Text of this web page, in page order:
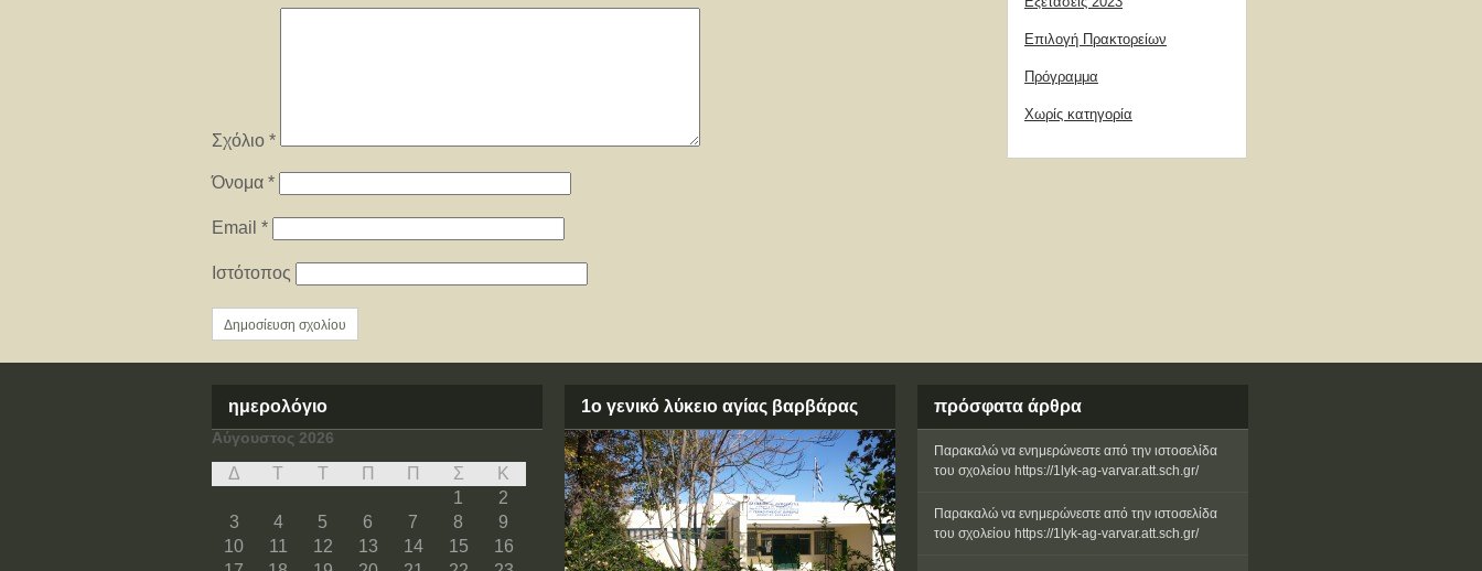
Σχόλιο *
Όνομα *
Email *
Ιστότοπος
Επιλογή Πρακτορείων
Πρόγραμμα
Χωρίς κατηγορία
ημερολόγιο
Αύγουστος 2026
Δ Τ Τ Π Π Σ
Κ
1
2
3
4 5 6 7 8
9
10
11 12 13 14 15
16
1ο γενικό λύκειο αγίας βαρβάρας πρόσφατα άρθρα
Παρακαλώ να ενημερώνεστε από την ιστοσελίδα
του σχολείου https://1lyk-ag-varvar.att.sch.gr/
Παρακαλώ να ενημερώνεστε από την ιστοσελίδα
του σχολείου https://1lyk-ag-varvar.att.sch.gr/